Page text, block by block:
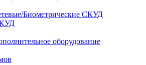
Биометрические СКУД
оборудование